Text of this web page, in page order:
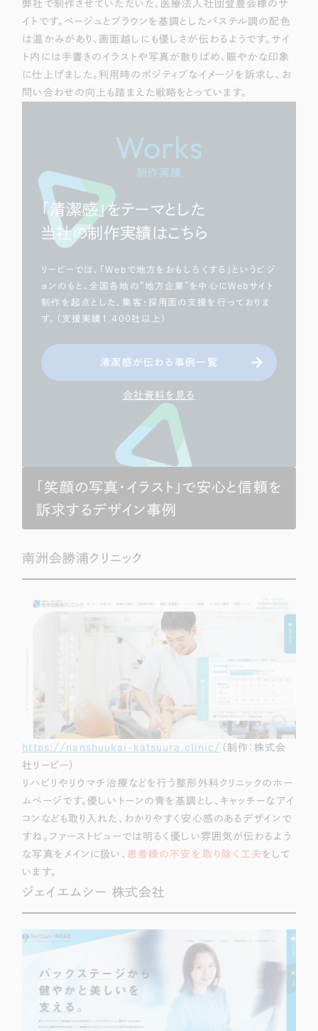
弊社で制作させていただいた、医療法人社団登豊会様のサ
イトです。ベージュとブラウンを基調としたパステル調の配色
は温かみがあり、画面越しにも優しさが伝わるようです。サイ
ト内には手書きのイラストや写真が散りばめ、賑やかな印象
に仕上げました。利用時のポジティブなイメージを訴求し、お
問い合わせの向上も踏まえた戦略をとっています。
Works
制作実績
「清潔感」をテーマとした
当社の制作実績はこちら
リーピーでは、「Webで地方をおもしろくする」というビジ
ョンのもと、全国各地の”地方企業”を中心にWebサイト
制作を起点とした、集客・採用面の支援を行っておりま
す。（支援実績1,400社以上）
清潔感が伝わる事例一覧
会社資料を見る
「笑顔の写真・イラスト」で安心と信頼を
訴求するデザイン事例
南洲会勝浦クリニック
https://nanshuukai-katsuura.clinic/ （制作：株式会
社リーピー）
リハビリやリウマチ治療などを行う整形外科クリニックのホー
ムページです。優しいトーンの青を基調とし、キャッチーなアイ
コンなども取り入れた、わかりやすく安心感のあるデザインで
すね。ファーストビューでは明るく優しい雰囲気が伝わるよう
な写真をメインに扱い、 患者様の不安を取り除く工夫 をして
います。
ジェイエムシー 株式会社